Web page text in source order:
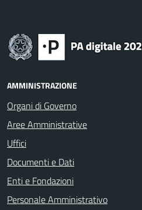
AMMINISTRAZIONE
Organi di Governo
Aree Amministrative
Uffici
Documenti e Dati
Enti e Fondazioni
Personale Amministrativo